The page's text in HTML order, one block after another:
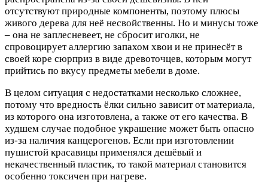
отсутствуют природные компоненты, поэтому плюсы
живого дерева для неё несвойственны. Но и минусы тоже
– она не заплесневеет, не сбросит иголки, не
спровоцирует аллергию запахом хвои и не принесёт в
своей коре сюрприз в виде древоточцев, которым могут
прийтись по вкусу предметы мебели в доме.
В целом ситуация с недостатками несколько сложнее,
потому что вредность ёлки сильно зависит от материала,
из которого она изготовлена, а также от его качества. В
худшем случае подобное украшение может быть опасно
из-за наличия канцерогенов. Если при изготовлении
пушистой красавицы применялся дешёвый и
некачественный пластик, то такой материал становится
особенно токсичен при нагреве.